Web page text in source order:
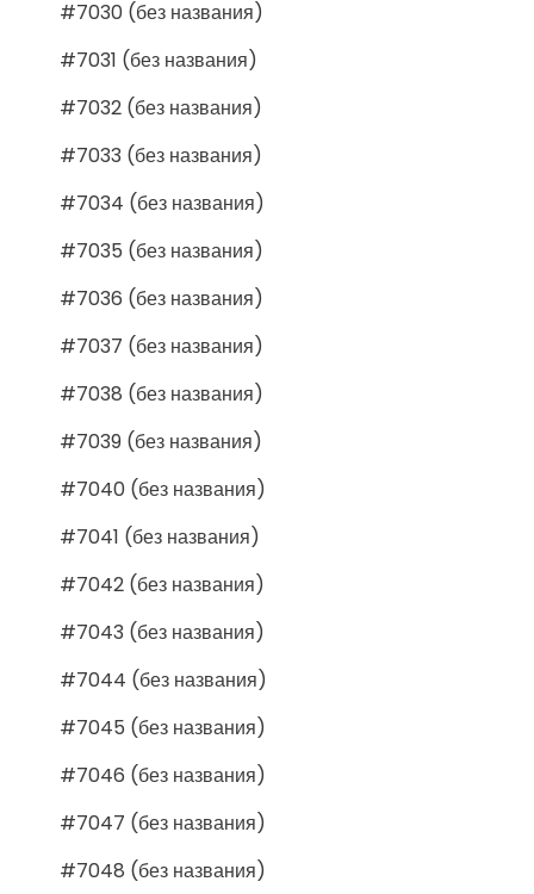
#7030 (без названия)
#7031 (без названия)
#7032 (без названия)
#7033 (без названия)
#7034 (без названия)
#7035 (без названия)
#7036 (без названия)
#7037 (без названия)
#7038 (без названия)
#7039 (без названия)
#7040 (без названия)
#7041 (без названия)
#7042 (без названия)
#7043 (без названия)
#7044 (без названия)
#7045 (без названия)
#7046 (без названия)
#7047 (без названия)
#7048 (без названия)